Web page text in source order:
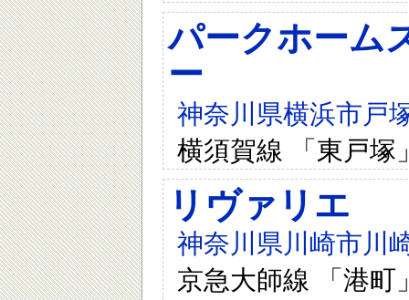
パークホーム
ー
神奈川県横浜市戸
横須賀線 「東戸塚
リヴァリエ
神奈川県川崎市川
京急大師線 「港